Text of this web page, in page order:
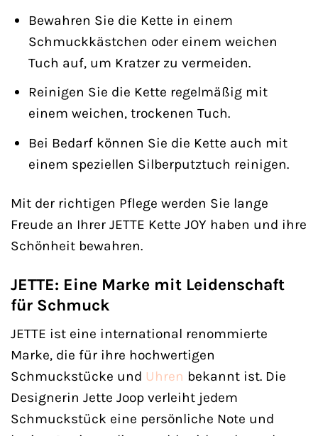
Bewahren Sie die Kette in einem
Schmuckkästchen oder einem weichen
Tuch auf, um Kratzer zu vermeiden.
Reinigen Sie die Kette regelmäßig mit
einem weichen, trockenen Tuch.
Bei Bedarf können Sie die Kette auch mit
einem speziellen Silberputztuch reinigen.
Mit der richtigen Pflege werden Sie lange
Freude an Ihrer JETTE Kette JOY haben und ihre
Schönheit bewahren.
JETTE: Eine Marke mit Leidenschaft
für Schmuck
JETTE ist eine international renommierte
Marke, die für ihre hochwertigen
Schmuckstücke und Uhren bekannt ist. Die
Designerin Jette Joop verleiht jedem
Schmuckstück eine persönliche Note und